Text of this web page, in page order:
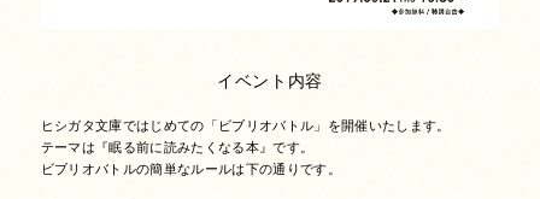
イベント内容
ヒシガタ文庫ではじめての「ビブリオバトル」を開催いたします。
テーマは『眠る前に読みたくなる本』です。
ビブリオバトルの簡単なルールは下の通りです。